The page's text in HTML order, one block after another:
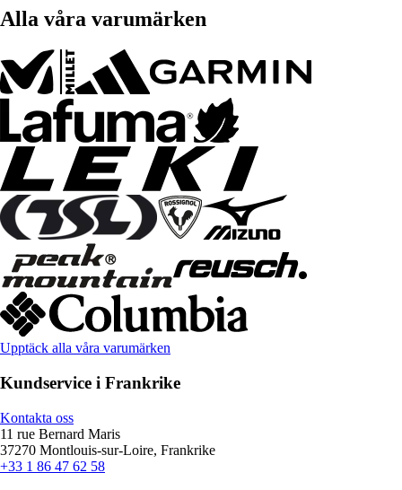
Alla våra varumärken
Upptäck alla våra varumärken
Kundservice i Frankrike
Kontakta oss
11 rue Bernard Maris
37270 Montlouis-sur-Loire, Frankrike
+33 1 86 47 62 58